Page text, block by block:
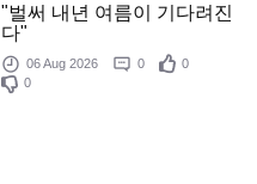
"벌써 내년 여름이 기다려진
다"
06 Aug 2026 0
0
0